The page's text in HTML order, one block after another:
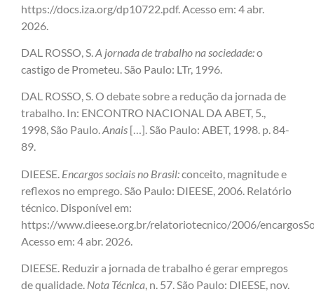
https://docs.iza.org/dp10722.pdf. Acesso em: 4 abr.
2026.
DAL ROSSO, S.A jornada de trabalho na sociedade:o
castigo de Prometeu. São Paulo: LTr, 1996.
DAL ROSSO, S. O debate sobre a redução da jornada de
trabalho. In: ENCONTRO NACIONAL DA ABET, 5.,
1998, São Paulo.Anais […]. São Paulo: ABET, 1998. p. 84-
89.
DIEESE. Encargos sociais no Brasil:conceito, magnitude e
reflexos no emprego. São Paulo: DIEESE, 2006. Relatório
técnico. Disponível em:
https://www.dieese.org.br/relatoriotecnico/2006/
Acesso em: 4 abr. 2026.
DIEESE. Reduzir a jornada de trabalho é gerar empregos
de qualidade. Nota Técnica, n. 57. São Paulo: DIEESE, nov.